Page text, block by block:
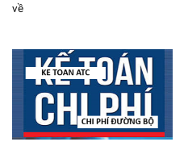
về